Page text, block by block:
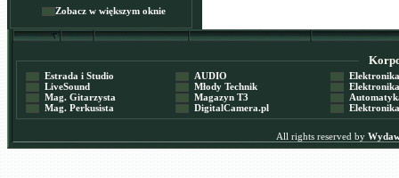
Zobacz w większym oknie
Estrada i Studio
LiveSound
Mag. Gitarzysta
Mag. Perkusista
AUDIO
Młody Technik
Magazyn T3
DigitalCamera.pl
Elektronika
Elektronika
Automatyka
Elektronika
All rights reserved by